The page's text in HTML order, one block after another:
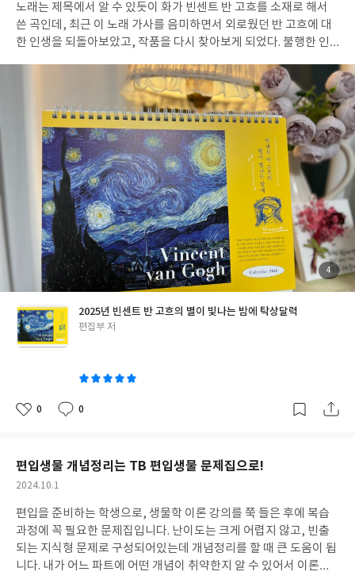
있어 행복감을 주는 것들이 분명 많지만돈이 많다고 무조건 행복한
건 아니라는 말이다.행복의 역치를 낮추어서 사소한 것으로도 행복
함을 느낄 수 있는 사람이 되고싶다. 가족들, 사랑하는 사람과 식사
오후 아늑한 카페에서 마시는 향긋한 커피 한잔,지나가는 사람들의
웃음소리,물건이 많이 진열되어 있는 백화점 구경,땀 흘리며 하는
운동,갈증나는 여름 시원하게 마시는 맥주 한 잔,깔끔하게 씻고 들
어가는 포근한 이불속. 나를 행복하게 하는 것들이 얼마나 많은지!
행복이 많은 사람이 되어 그 행복을 나눠줄 수 있는 사람이 되고싶다
는 생각을 해본다. 너무 치열하게만 살아가고,스스로에게 비난과 채
찍질만 하는 사람들에게 추천하고싶은 에세이 책이다.글이 많지 않
아서 하루만에 금방 다 읽을 수 있었다.마음에 새기고싶은 부분은 띠
지로 붙여두고 잊을만 할 때 한 번씩 꺼내보고싶은 그런 책이다.모
든 이들의 마음에 행복이 깃들길. #너에겐행복이어울려 #그림에세
이 #에세이 #세희 #인스타툰 #행복 #책추천 #책리뷰
노래는 제목에서 알 수 있듯이 화가 빈센트 반 고흐를 소재로 해서
쓴 곡인데, 최근 이 노래 가사를 음미하면서 외로웠던 반 고흐에 대
한 인생을 되돌아보았고, 작품을 다시 찾아보게 되었다. 불행한 인
후에야 비로서 작품이 빛을 보았고 이제는 반 고흐를 모르는 사람은
없을 정도로 유명인사가 되었다. 반 고흐의 작품 중 '별이 빛나는 밤
에'와 자화상만 자주 보았는데,이렇게 다양한 작품이 있다는 것을
달력을 통해 알게되었다. 뒤편에는 월별로 고흐 작품이 쭉 들어가있
이 재질과 일별 칸의 크기이다. 스케줄을 작성하기에 딱 좋은 사이즈
의 크기와 빤질거리지 않는 재질이라 연필로도 필기하기 좋아 책상
에 두고 매일 스케줄을 써넣기에도 아주 적합했다. 2025년은 반 고
흐와 함께 보내볼까나! 'YES24 리뷰어클럽 서평단 자격으로 작성
한 리뷰입니다' #리뷰어클럽리뷰 #반고흐 #별이빛나는밤에 #탁상
달력 #북엔
첨
부
사
4
2025년 빈센트 반 고흐의 별이 빛나는 밤에 탁상달력
글
편집부 저
좋
0
댓
0
작
편입생물 개념정리는 TB 편입생물 문제집으로!
작
일
2024.10.1
편입을 준비하는 학생으로, 생물학 이론 강의를 쭉 들은 후에 복습
과정에 꼭 필요한 문제집입니다. 난이도는 크게 어렵지 않고, 빈출
되는 지식형 문제로 구성되어있는데 개념정리를 할 때 큰 도움이 됩
니다. 내가 어느 파트에 어떤 개념이 취약한지 알 수 있어서 이론을